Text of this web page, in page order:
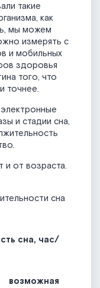
такие
как
мы можем
измерять с
и мобильных
здоровья
того, что
точнее.
и стадии сна,
и от возраста.
сна
сна, час/
возможная